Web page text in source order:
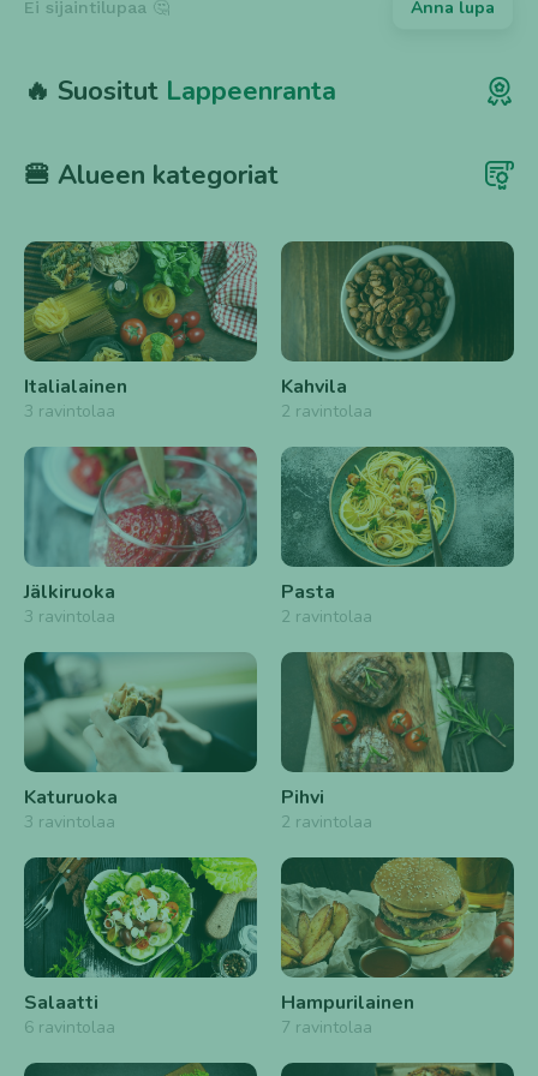
Ei sijaintilupaa 🤔 Anna lupa
🔥 Suositut Lappeenranta
🍔 Alueen kategoriat
Italialainen
3 ravintolaa
Kahvila
2 ravintolaa
Jälkiruoka
3 ravintolaa
Pasta
2 ravintolaa
Katuruoka
3 ravintolaa
Pihvi
2 ravintolaa
Salaatti
6 ravintolaa
Hampurilainen
7 ravintolaa